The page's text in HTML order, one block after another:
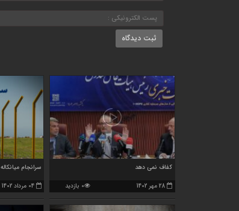
کفاف نمی دهد
28 مهر 1402 0 بازدید
سرانجام میانکاله
04 مرداد 1402